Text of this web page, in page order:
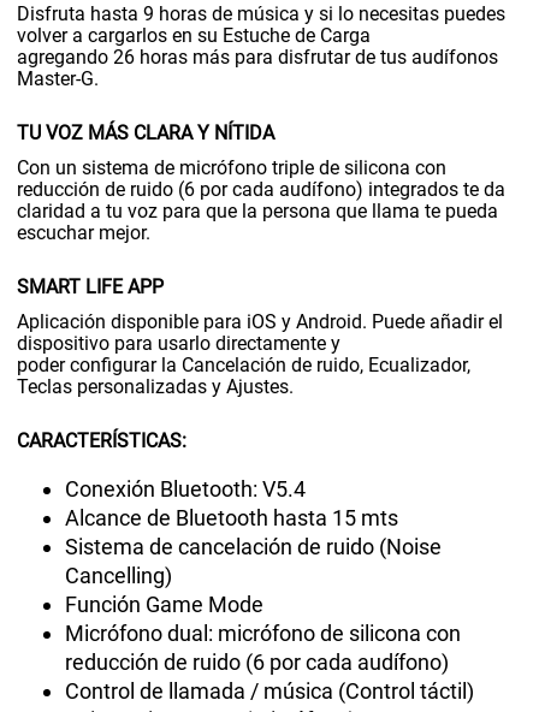
Disfruta hasta 9 horas de música y si lo necesitas puedes
volver a cargarlos en su Estuche de Carga
agregando 26 horas más para disfrutar de tus audífonos
Master-G.
TU VOZ MÁS CLARA Y NÍTIDA
Con un sistema de micrófono triple de silicona con
reducción de ruido (6 por cada audífono) integrados te da
claridad a tu voz para que la persona que llama te pueda
escuchar mejor.
SMART LIFE APP
Aplicación disponible para iOS y Android. Puede añadir el
dispositivo para usarlo directamente y
poder configurar la Cancelación de ruido, Ecualizador,
Teclas personalizadas y Ajustes.
CARACTERÍSTICAS:
Conexión Bluetooth: V5.4
Alcance de Bluetooth hasta 15 mts
Sistema de cancelación de ruido (Noise
Cancelling)
Función Game Mode
Micrófono dual: micrófono de silicona con
reducción de ruido (6 por cada audífono)
Control de llamada / música (Control táctil)